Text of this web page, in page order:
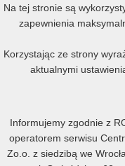
Oferta
Małe, średnie i duże
Mała agencja PR
Na tej stronie są
zapewnienia
Korzystając ze strony
aktualnymi
Informujemy zgodnie z
operatorem serwisu
Zo.o. z siedzibą we